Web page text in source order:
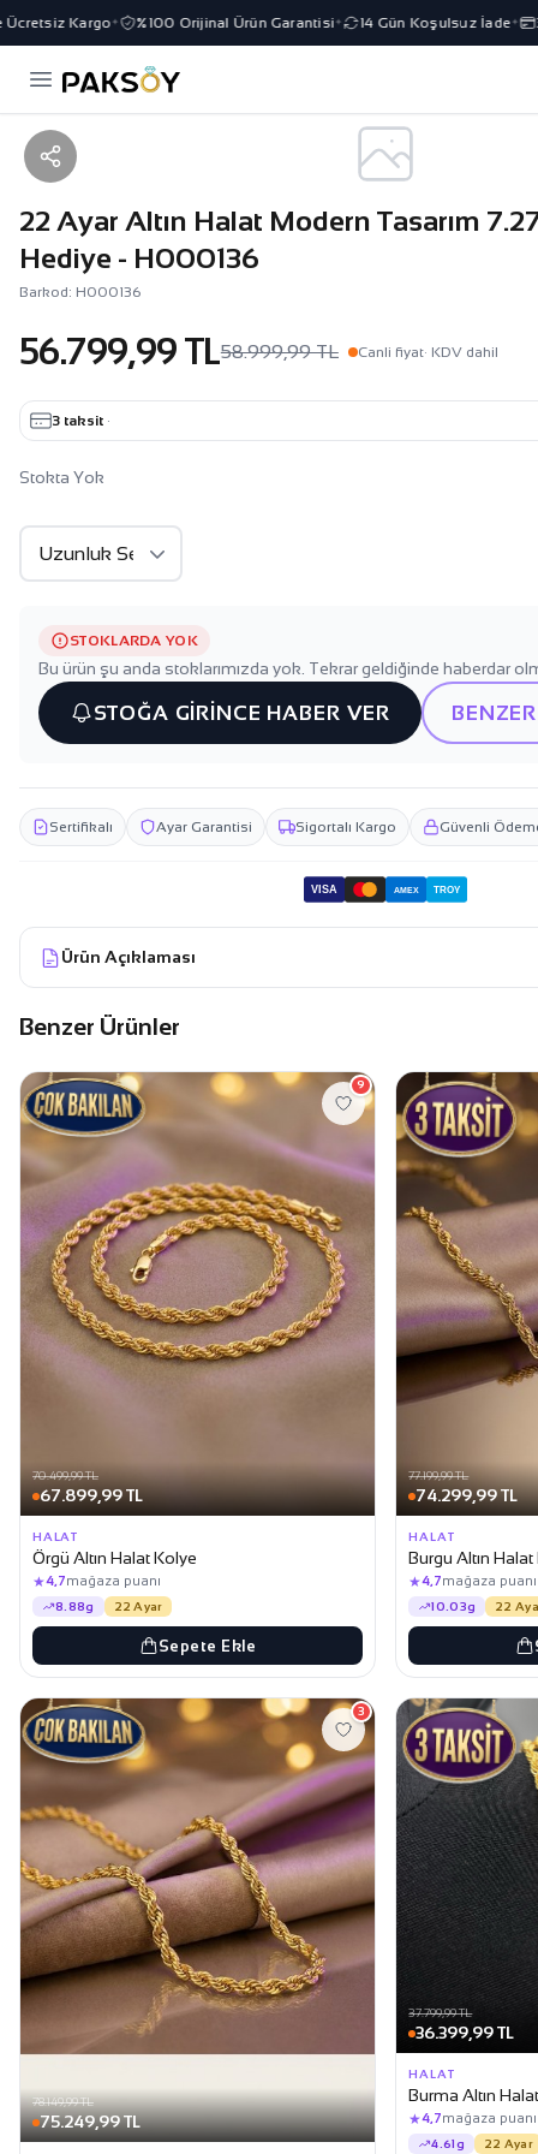
Kargo✦ %100 Orijinal Ürün Garantisi ✦ 14 Gün Koşulsuz İade✦ 3
22 Ayar Altın Halat Modern Tasarım
Hediye - H000136
Barkod: H000136
56.799,99 TL58.999,99 TL Canli fiyat· KDV dahil
3 taksit ·
Stokta Yok
STOKLARDA YOK
Bu ürün şu anda stoklarımızda yok. Tekrar geldiğinde haberdar
STOĞA GİRİNCE HABER VER
Sertifikalı Ayar Garantisi Sigortalı Kargo Güvenli
VISA AMEX TROY
Ürün Açıklaması
Benzer Ürünler
70.499,99 TL
67.899,99 TL
9
HALAT
Örgü Altın Halat Kolye
★4,7mağaza puanı
8.88g 22 Ayar
Sepete Ekle
77.199,99 TL
74.299,99 TL
HALAT
Burgu Altın
★4,7mağaza puanı
10.03g 22
78.149,99 TL
75.249,99 TL
3
37.799,99 TL
36.399,99 TL
HALAT
Burma Altın
★4,7mağaza puanı
4.61g 22 Ayar